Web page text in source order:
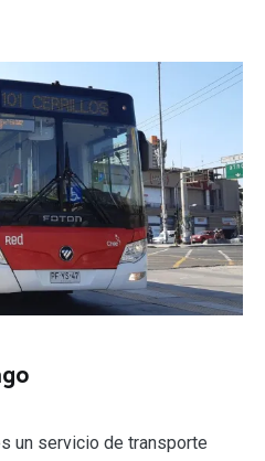
un servicio de transporte